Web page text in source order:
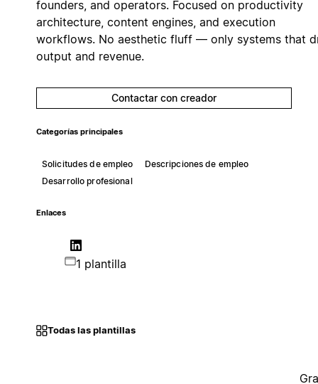
founders, and operators. Focused on productivity
architecture, content engines, and execution
workflows. No aesthetic fluff — only systems that
output and revenue.
Contactar con creador
Categorías principales
Solicitudes de empleo
Descripciones de empleo
Desarrollo profesional
Enlaces
1 plantilla
Todas las plantillas